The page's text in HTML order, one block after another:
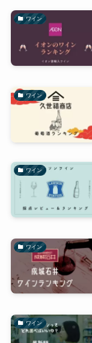
ワイン
ワイン
ワイン
ワイン
ワイン